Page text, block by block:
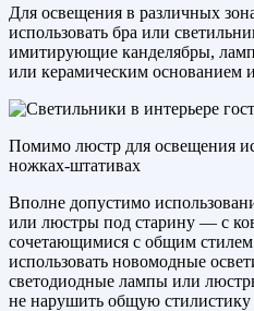
Для освещения в различных
использовать бра или
имитирующие канделябры,
или керамическим основанием
Помимо люстр для освещения
ножках-штативах
Вполне допустимо
или люстры под старину — с
сочетающимися с общим
использовать новомодные
светодиодные лампы или
не нарушить общую